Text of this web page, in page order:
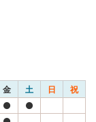
金 土 日 祝